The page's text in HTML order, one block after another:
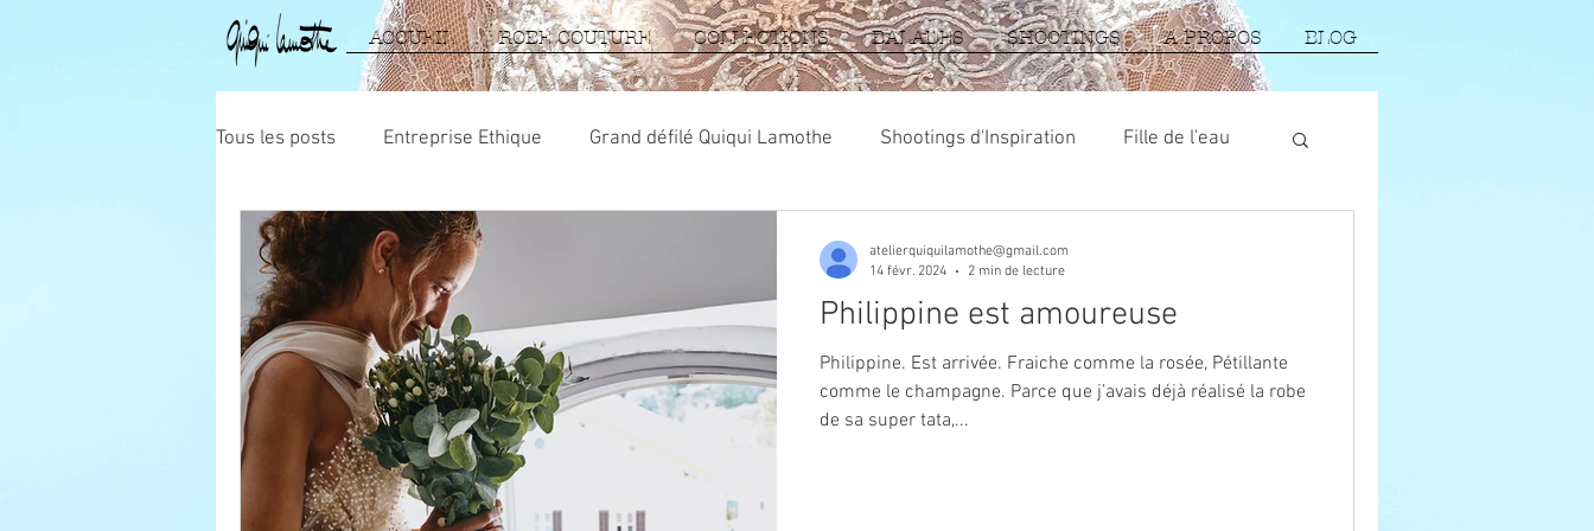
ACCUEIL ROBE COUTURE COLLECTIONS BALADES SHOOTINGS A PROPOS BLOG
Tous les posts Entreprise Ethique Grand défilé Quiqui Lamothe Shootings d'Inspiration Fille de l'eau
Mariage Cosmique La vie
Philippine est amoureuse
Philippine. Est arrivée. Fraiche comme la rosée, Pétillante
comme le champagne. Parce que j’avais déjà réalisé la robe
de sa super tata,...
atelierquiquilamothe@gmail.com
14 févr. 2024
2 min de lecture